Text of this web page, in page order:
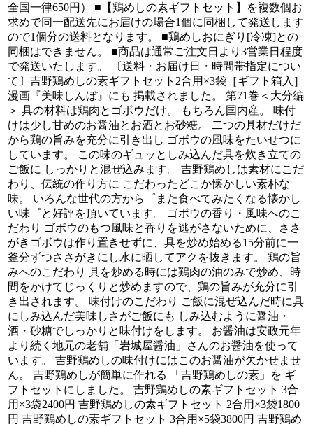
全国一律650円） ■【鶏めしの素ギフトセット】を複数個お
求めで同一配送先にお届けの場合1個に同梱して発送します
ので1個分の送料となります。 ■鶏めしおにぎり[冷凍]との
同梱はできません。 ■商品は通常ご注文日より3営業日程度
で発送いたします。 〔送料・お届け日・時間帯指定につい
て〕吉野鶏めしの素ギフトセット2合用×3袋［ギフト箱入］
漫画『美味しんぼ』にも 掲載されました。 第71巻＜大分編
＞ 具の材料は鶏肉とゴボウだけ。 もちろん国内産。 味付
けは少し甘めのお醤油とお酒とお砂糖。 二つの具材だけだ
から鶏の旨みを充分に引き出し ゴボウの風味をたいせつに
しています。 この味のギュッとしみ込んだ具を炊き立ての
ご飯に しっかりと混ぜ込みます。 吉野鶏めしは素材にこだ
わり、伝統の作り方に こだわったどこか懐かしい素朴な
味。 いろんな世代の方から゜また食べてみたくなる懐かし
い味゜と好評を頂いています。 ゴボウの香り・風味へのこ
だわり ゴボウのもつ風味と香りを逃がさないために、ささ
がきゴボウは作り置きせずに、具を炒め始める15分前に一
釜分ずつささがきにし水に晒してアクを抜きます。 鶏の旨
みへのこだわり 具を炒める時には鶏肉の油のみで炒め、時
間をかけてじっくりと炒めますので、鶏の旨みが充分に引
き出されます。 味付けのこだわり ご飯に混ぜ込んだ時に具
にしみ込んだ美味しさがご飯にも しみ込むように醤油・
酒・砂糖でしっかりと味付けをします。 お醤油は安政元年
より続く地元の老舗「岩城屋醤油」さんのお醤油を使って
います。 吉野鶏めしの味付けにはこのお醤油が欠かせませ
ん。 吉野鶏めしが簡単に作れる 「吉野鶏めしの素」を ギ
フトセットにしました。 吉野鶏めしの素ギフトセット 3合
用×3袋2400円 吉野鶏めしの素ギフトセット 2合用×3袋1800
円 吉野鶏めしの素ギフトセット 3合用×5袋3800円 吉野鶏め